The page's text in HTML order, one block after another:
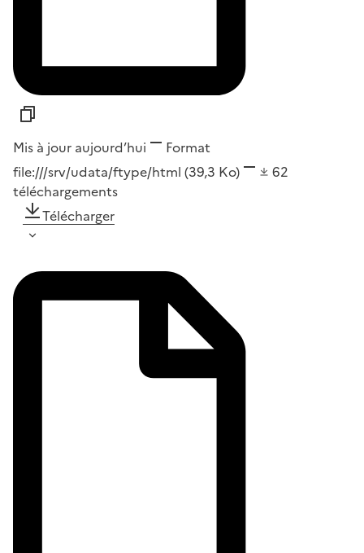
Mis à jour aujourd’hui
Format
file:///srv/udata/ftype/html (39,3 Ko)
62
téléchargements
Télécharger